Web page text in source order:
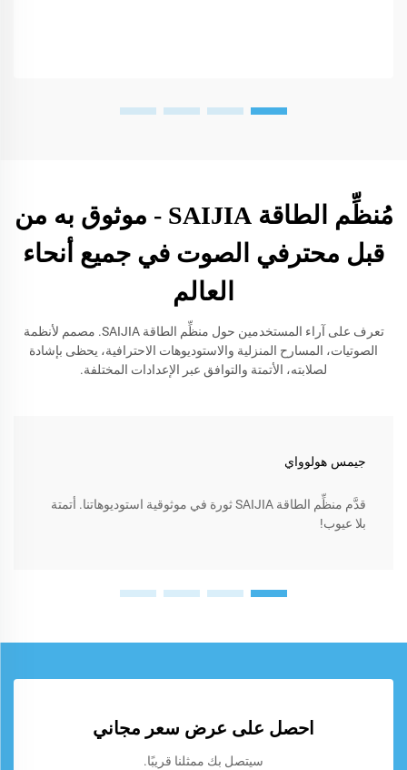
مُنظِّم الطاقة SAIJIA - موثوق به من
قبل محترفي الصوت في جميع أنحاء
العالم
تعرف على آراء المستخدمين حول منظِّم الطاقة SAIJIA. مصمم لأنظمة
الصوتيات، المسارح المنزلية والاستوديوهات الاحترافية، يحظى بإشادة
لصلابته، الأتمتة والتوافق عبر الإعدادات المختلفة.
جيمس هولوواي
قدَّم منظِّم الطاقة SAIJIA ثورة في موثوقية استوديوهاتنا. أتمتة
بلا عيوب!
احصل على عرض سعر مجاني
سيتصل بك ممثلنا قريبًا.